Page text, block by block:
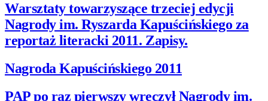
Warsztaty towarzyszące trzeciej edycji
Nagrody im. Ryszarda Kapuścińskiego za
reportaż literacki 2011. Zapisy.
Nagroda Kapuścińskiego 2011
PAP po raz pierwszy wręczył Nagrody im.